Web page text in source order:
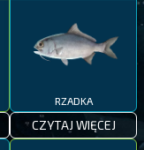
RZADKA
CZYTAJ WIĘCEJ